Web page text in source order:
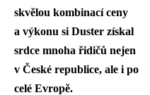
skvělou kombinací ceny
a výkonu si Duster získal
srdce mnoha řidičů nejen
v České republice, ale i po
celé Evropě.